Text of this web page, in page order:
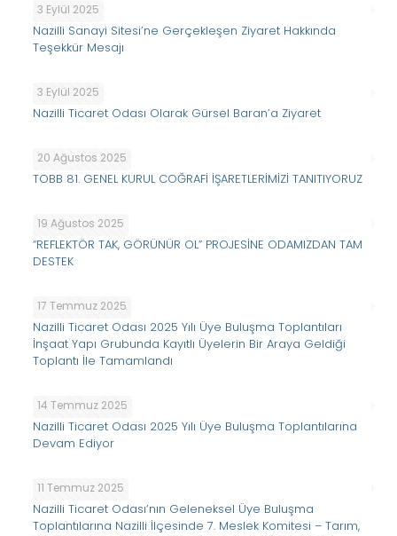
3 Eylül 2025
Nazilli Sanayi Sitesi’ne Gerçekleşen Ziyaret Hakkında
Teşekkür Mesajı
3 Eylül 2025
Nazilli Ticaret Odası Olarak Gürsel Baran’a Ziyaret
20 Ağustos 2025
TOBB 81. GENEL KURUL COĞRAFİ İŞARETLERİMİZİ TANITIYORUZ
19 Ağustos 2025
“REFLEKTÖR TAK, GÖRÜNÜR OL” PROJESİNE ODAMIZDAN TAM
DESTEK
17 Temmuz 2025
Nazilli Ticaret Odası 2025 Yılı Üye Buluşma Toplantıları
İnşaat Yapı Grubunda Kayıtlı Üyelerin Bir Araya Geldiği
Toplantı İle Tamamlandı
14 Temmuz 2025
Nazilli Ticaret Odası 2025 Yılı Üye Buluşma Toplantılarına
Devam Ediyor
11 Temmuz 2025
Nazilli Ticaret Odası’nın Geleneksel Üye Buluşma
Toplantılarına Nazilli İlçesinde 7. Meslek Komitesi – Tarım,